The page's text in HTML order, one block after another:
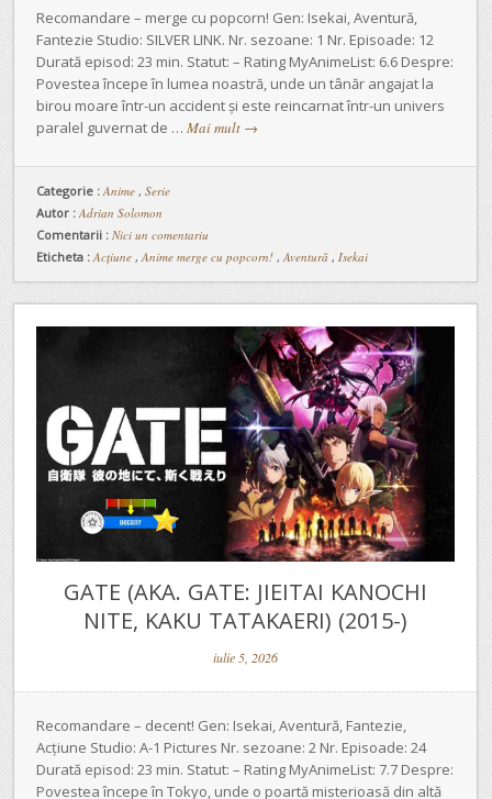
Recomandare – merge cu popcorn! Gen: Isekai, Aventură,
Fantezie Studio: SILVER LINK. Nr. sezoane: 1 Nr. Episoade: 12
Durată episod: 23 min. Statut: – Rating MyAnimeList: 6.6 Despre:
Povestea începe în lumea noastră, unde un tânăr angajat la
birou moare într-un accident și este reincarnat într-un univers
paralel guvernat de … Mai mult →
Categorie : Anime , Serie
Autor : Adrian Solomon
Comentarii : Nici un comentariu
Eticheta : Acțiune , Anime merge cu popcorn! , Aventură , Isekai
GATE (AKA. GATE: JIEITAI KANOCHI
NITE, KAKU TATAKAERI) (2015-)
iulie 5, 2026
Recomandare – decent! Gen: Isekai, Aventură, Fantezie,
Acțiune Studio: A-1 Pictures Nr. sezoane: 2 Nr. Episoade: 24
Durată episod: 23 min. Statut: – Rating MyAnimeList: 7.7 Despre:
Povestea începe în Tokyo, unde o poartă misterioasă din altă